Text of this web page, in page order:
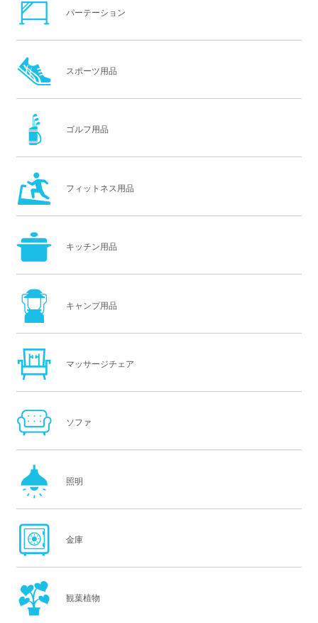
パーテーション
スポーツ用品
ゴルフ用品
フィットネス用品
キッチン用品
キャンプ用品
マッサージチェア
ソファ
照明
金庫
観葉植物